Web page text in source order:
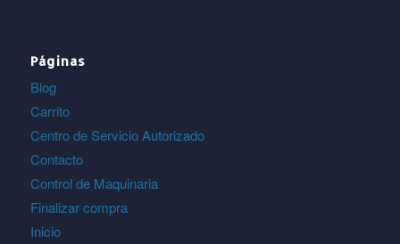
Páginas
Blog
Carrito
Centro de Servicio Autorizado
Contacto
Control de Maquinaria
Finalizar compra
Inicio